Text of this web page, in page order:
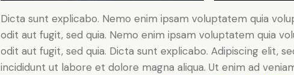
Dicta sunt explicabo. Nemo enim ipsam voluptatem quia
odit aut fugit, sed quia. Nemo enim ipsam voluptatem quia
odit aut fugit, sed quia. Dicta sunt explicabo. Adipiscing elit,
incididunt ut labore et dolore magna aliqua. Ut enim ad